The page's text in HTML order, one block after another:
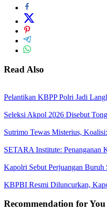
Read Also
Pelantikan KBPP Polri Jadi
Seleksi Akpol 2026 Disebut
Sutrimo Tewas Misterius,
SETARA Institute: Penanganan
Kapolri Sebut Perjuangan Buruh
KBPBI Resmi Diluncurkan,
Recommendation for You